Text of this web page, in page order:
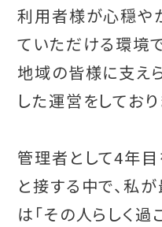
利用者様が心穏や
ていただける環境で
地域の皆様に支え
した運営をしており
管理者として4年
と接する中で、私
は「その人らしく過